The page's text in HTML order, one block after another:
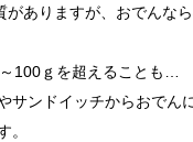
ありますが、おでんな
100ｇを超えることも…
サンドイッチからおでん
。